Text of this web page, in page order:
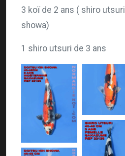
3 koï de 2 ans ( shiro utsuri
showa)
1 shiro utsuri de 3 ans